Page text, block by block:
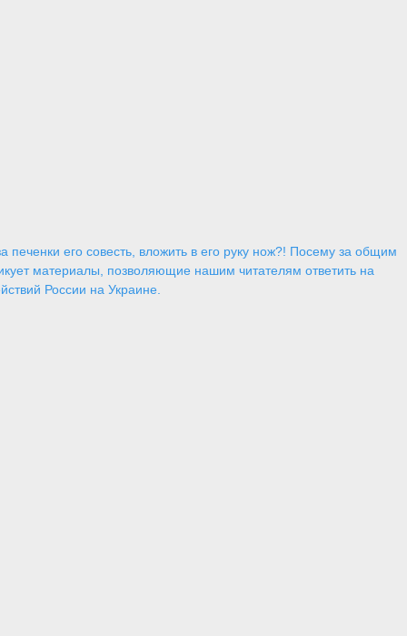
его совесть, вложить в его руку нож?! Посему за общим
материалы, позволяющие нашим читателям ответить на
России на Украине.